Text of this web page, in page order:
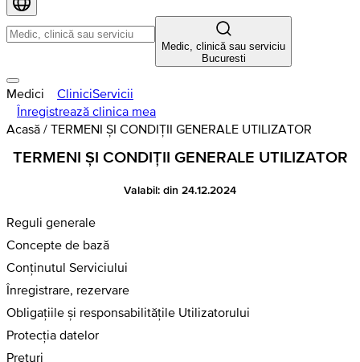
Medic, clinică sau serviciu
Bucuresti
Medici CliniciServicii
Înregistrează clinica mea
Acasă / TERMENI ȘI CONDIȚII GENERALE UTILIZATOR
TERMENI ȘI CONDIȚII GENERALE UTILIZATOR
Valabil: din 24.12.2024
Reguli generale
Concepte de bază
Conținutul Serviciului
Înregistrare, rezervare
Obligațiile și responsabilitățile Utilizatorului
Protecția datelor
Prețuri